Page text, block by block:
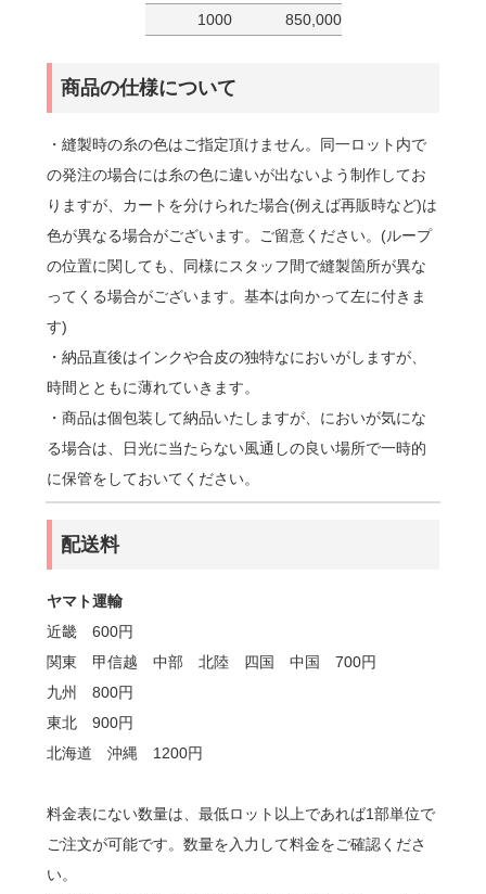
1000
850,000
商品の仕様について
・縫製時の糸の色はご指定頂けません。同一ロット内で
の発注の場合には糸の色に違いが出ないよう制作してお
りますが、カートを分けられた場合(例えば再販時など)は
色が異なる場合がございます。ご留意ください。(ループ
の位置に関しても、同様にスタッフ間で縫製箇所が異な
ってくる場合がございます。基本は向かって左に付きま
す)
・納品直後はインクや合皮の独特なにおいがしますが、
時間とともに薄れていきます。
・商品は個包装して納品いたしますが、においが気にな
る場合は、日光に当たらない風通しの良い場所で一時的
に保管をしておいてください。
配送料
ヤマト運輸
近畿 600円
関東 甲信越 中部 北陸 四国 中国 700円
九州 800円
東北 900円
北海道 沖縄 1200円
料金表にない数量は、最低ロット以上であれば1部単位で
ご注文が可能です。数量を入力して料金をご確認くださ
い。